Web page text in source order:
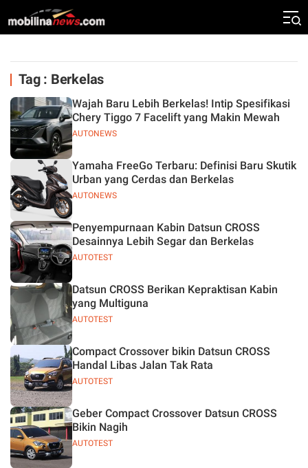
Tag : Berkelas
AUTONEWS
Wajah Baru Lebih Berkelas! Intip Spesifikasi
Chery Tiggo 7 Facelift yang Makin Mewah
AUTONEWS
Yamaha FreeGo Terbaru: Definisi Baru Skutik
Urban yang Cerdas dan Berkelas
AUTOTEST
Penyempurnaan Kabin Datsun CROSS
Desainnya Lebih Segar dan Berkelas
AUTOTEST
Datsun CROSS Berikan Kepraktisan Kabin
yang Multiguna
AUTOTEST
Compact Crossover bikin Datsun CROSS
Handal Libas Jalan Tak Rata
AUTOTEST
Geber Compact Crossover Datsun CROSS
Bikin Nagih